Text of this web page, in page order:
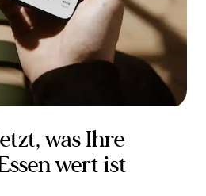
was Ihre
wert ist